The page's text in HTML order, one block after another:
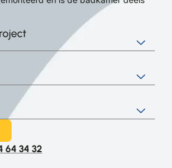
64 34 32